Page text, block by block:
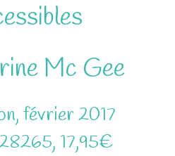
Mc Gee
février 2017
17,95€